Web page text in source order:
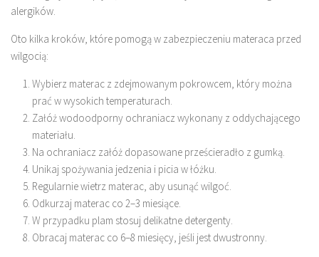
alergików.
Oto kilka kroków, które pomogą w zabezpieczeniu materaca przed
wilgocią:
Wybierz materac z zdejmowanym pokrowcem, który można
prać w wysokich temperaturach.
Załóż wodoodporny ochraniacz wykonany z oddychającego
materiału.
Na ochraniacz załóż dopasowane prześcieradło z gumką.
Unikaj spożywania jedzenia i picia w łóżku.
Regularnie wietrz materac, aby usunąć wilgoć.
Odkurzaj materac co 2–3 miesiące.
W przypadku plam stosuj delikatne detergenty.
Obracaj materac co 6–8 miesięcy, jeśli jest dwustronny.